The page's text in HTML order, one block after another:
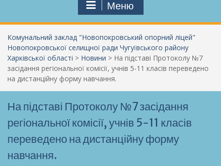
Меню
Комунальний заклад "Новопокровський опорний ліцей"
Новопокровської селищної ради Чугуївського району
Харківської області > Новини > На підставі Протоколу №7
засідання регіональної комісії, учнів 5-11 класів переведено
на дистанційну форму навчання.
На підставі Протоколу №7 засідання
регіональної комісії, учнів 5-11 класів
переведено на дистанційну форму
навчання.